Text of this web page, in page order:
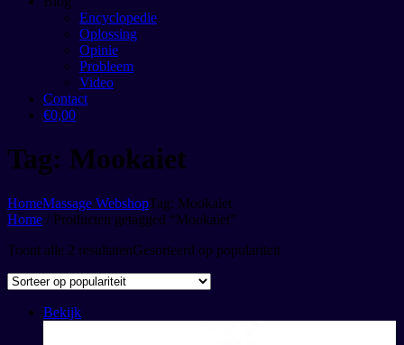
Encyclopedie
Oplossing
Opinie
Probleem
Video
Contact
€0,00
Tag: Mookaiet
HomeMassage WebshopTag: Mookaiet
Home / Producten getagged “Mookaiet”
Toont alle 2 resultatenGesorteerd op populariteit
Bekijk